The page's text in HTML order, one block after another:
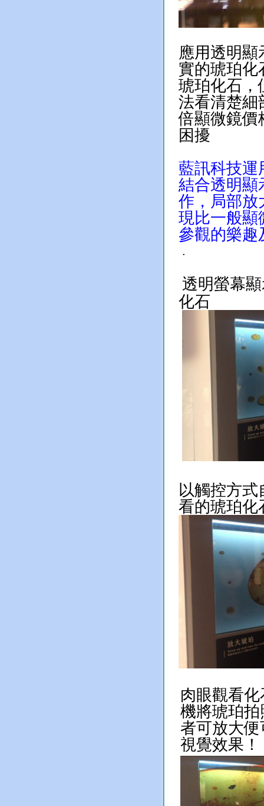
應用透明
實的琥珀化
琥珀化石，
法看清楚細
倍顯微鏡價
困擾
藍訊科技運
結合透明顯
作，局部放
現比一般顯
參觀的樂趣
.
透明螢幕
化石
以觸控方
看的琥珀化
肉眼觀看
機將琥珀
者可放大
視覺效果！